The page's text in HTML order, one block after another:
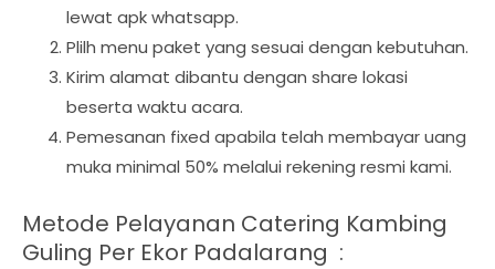
lewat apk whatsapp.
Plilh menu paket yang sesuai dengan kebutuhan.
Kirim alamat dibantu dengan share lokasi
beserta waktu acara.
Pemesanan fixed apabila telah membayar uang
muka minimal 50% melalui rekening resmi kami.
Metode Pelayanan Catering Kambing
Guling Per Ekor Padalarang :